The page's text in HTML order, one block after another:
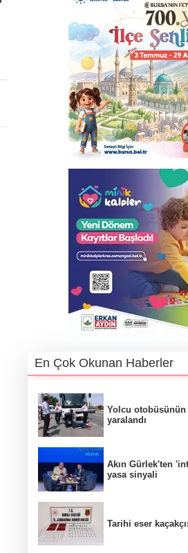
En Çok Okunan Haberler
Yolcu otobüsünün
yaralandı
Akın Gürlek'ten
yasa sinyali
Tarihi eser